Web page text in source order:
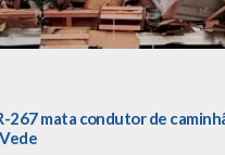
267 mata condutor de